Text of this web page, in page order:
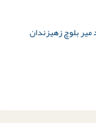
بلوچ زهیزندان